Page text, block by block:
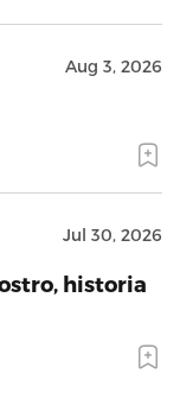
Aug 3, 2026
Jul 30, 2026
historia